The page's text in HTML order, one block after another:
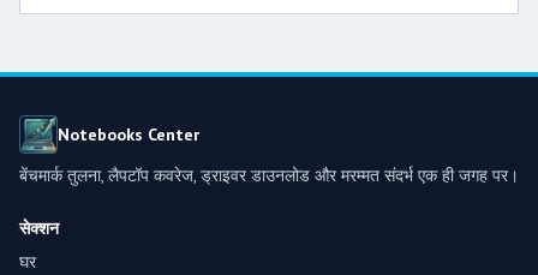
Notebooks Center
बेंचमार्क तुलना, लैपटॉप कवरेज, ड्राइवर डाउनलोड और मरम्मत संदर्भ एक ही जगह पर।
सेक्शन
घर